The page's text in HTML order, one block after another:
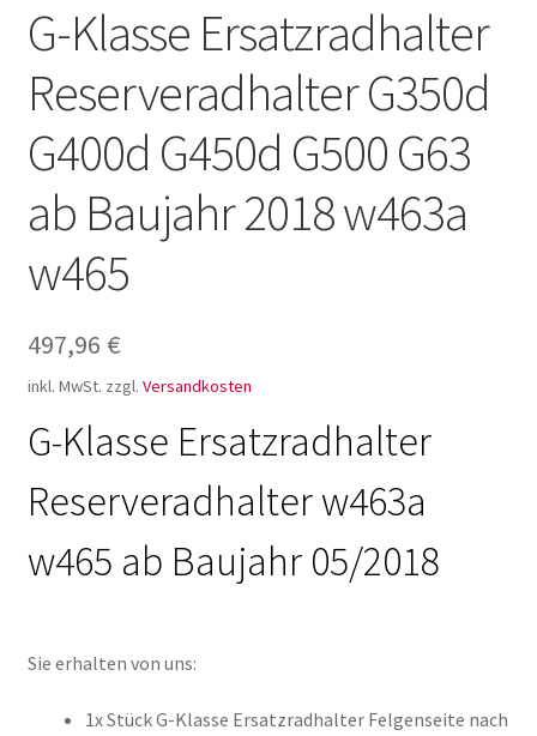
G-Klasse Ersatzradhalter
Reserveradhalter G350d
G400d G450d G500 G63
ab Baujahr 2018 w463a
w465
497,96 €
inkl. MwSt. zzgl. Versandkosten
G-Klasse Ersatzradhalter
Reserveradhalter w463a
w465 ab Baujahr 05/2018
Sie erhalten von uns:
1x Stück G-Klasse Ersatzradhalter Felgenseite nach